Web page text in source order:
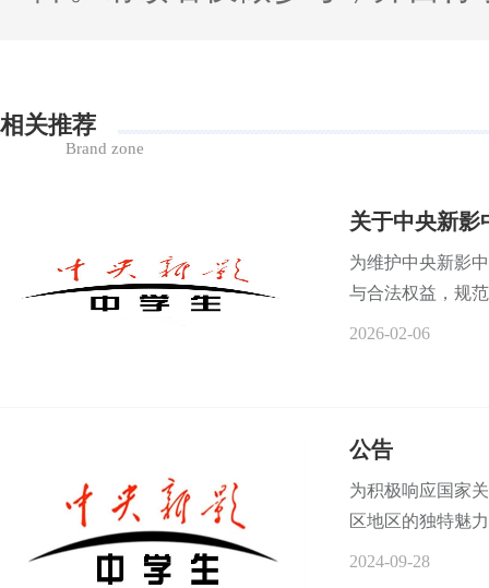
相关推荐
Brand zone
关于中央新影
为维护中央新影
与合法权益，规
2026-02-06
公告
为积极响应国家
区地区的独特魅
2024-09-28